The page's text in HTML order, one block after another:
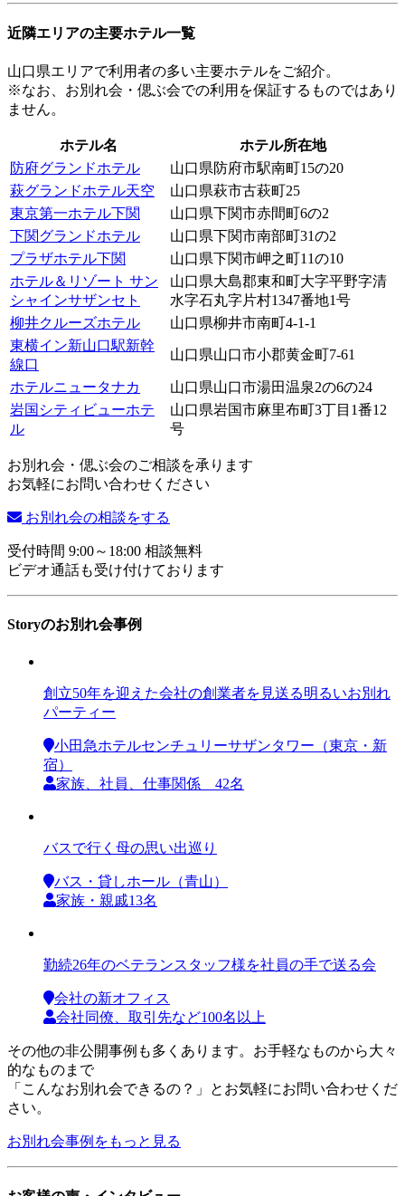
近隣エリアの主要ホテル一覧
山口県エリアで利用者の多い主要ホテルをご紹介。
※なお、お別れ会・偲ぶ会での利用を保証するものではあり
ません。
ホテル名
ホテル所在地
防府グランドホテル
山口県防府市駅南町15の20
萩グランドホテル天空
山口県萩市古萩町25
東京第一ホテル下関
山口県下関市赤間町6の2
下関グランドホテル
山口県下関市南部町31の2
プラザホテル下関
山口県下関市岬之町11の10
ホテル＆リゾート サン
シャインサザンセト
山口県大島郡東和町大字平野字清
水字石丸字片村1347番地1号
柳井クルーズホテル
山口県柳井市南町4-1-1
東横イン新山口駅新幹
線口
山口県山口市小郡黄金町7-61
ホテルニュータナカ
山口県山口市湯田温泉2の6の24
岩国シティビューホテ
ル
山口県岩国市麻里布町3丁目1番12
号
お別れ会・偲ぶ会のご相談を承ります
お気軽にお問い合わせください
お別れ会の相談をする
受付時間 9:00～18:00 相談無料
ビデオ通話も受け付けております
Storyのお別れ会事例
創立50年を迎えた会社の創業者を見送る明るいお別れ
パーティー
小田急ホテルセンチュリーサザンタワー（東京・新
宿）
家族、社員、仕事関係 42名
バスで行く母の思い出巡り
バス・貸しホール（青山）
家族・親戚13名
勤続26年のベテランスタッフ様を社員の手で送る会
会社の新オフィス
会社同僚、取引先など100名以上
その他の非公開事例も多くあります。お手軽なものから大々
的なものまで
「こんなお別れ会できるの？」とお気軽にお問い合わせくだ
さい。
お別れ会事例をもっと見る